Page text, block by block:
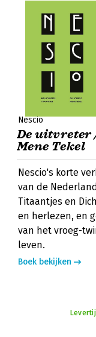
Nescio
De
Mene Tekel
Nescio's korte
van de
Titaantjes en
en herlezen, en
van het vroeg-
leven.
Boek bekijken